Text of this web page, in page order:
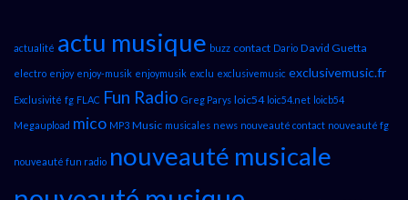
actualité actu musique buzz contact Dario David Guetta
electro enjoy enjoy-musik enjoymusik exclu exclusivemusic exclusivemusic.fr
Exclusivité fg FLAC Fun Radio Greg Parys loic54 loic54.net loicb54
Megaupload mico MP3 Music musicales news nouveauté contact nouveauté fg
nouveauté fun radio nouveauté musicale